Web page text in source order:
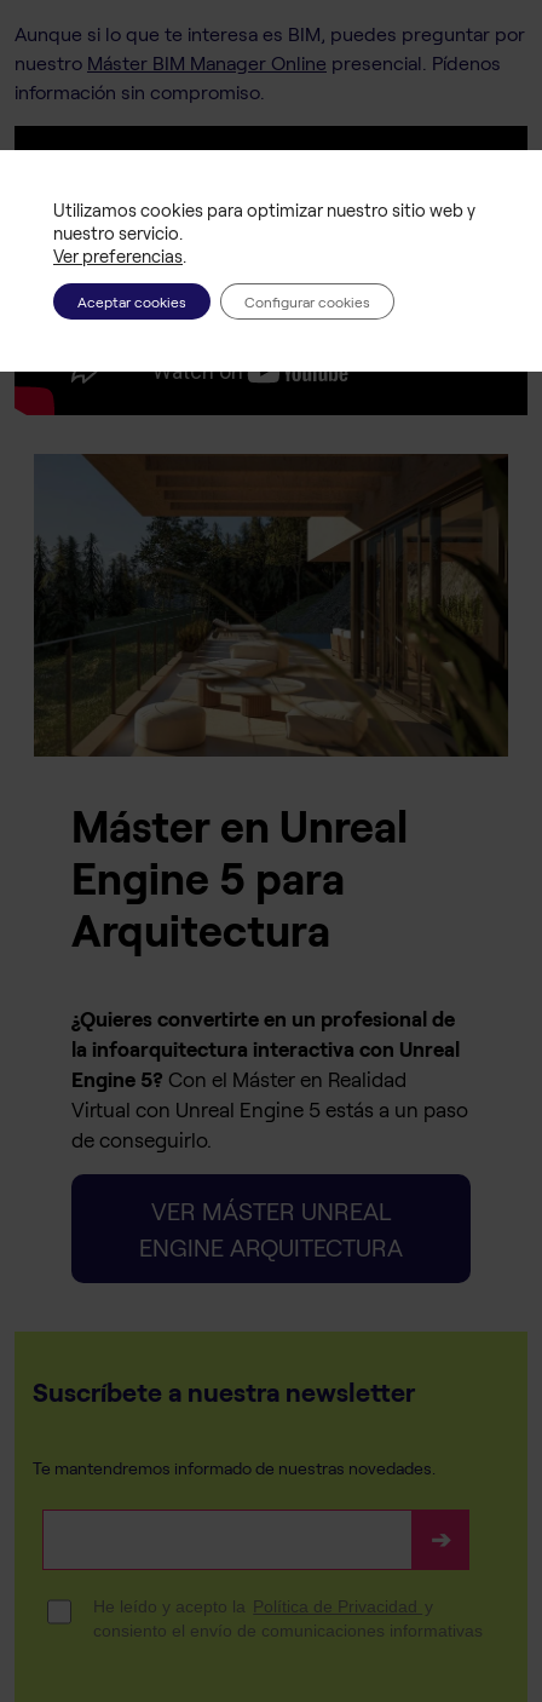
Aunque si lo que te interesa es BIM, puedes preguntar por
nuestro Máster BIM Manager Online presencial. Pídenos
información sin compromiso.
Máster en Unreal
Engine 5 para
Arquitectura
¿Quieres convertirte en un profesional de
la infoarquitectura interactiva con Unreal
Engine 5? Con el Máster en Realidad
Virtual con Unreal Engine 5 estás a un paso
de conseguirlo.
VER MÁSTER UNREAL
ENGINE ARQUITECTURA
Suscríbete a nuestra newsletter
Te mantendremos informado de nuestras novedades.
Utilizamos cookies para optimizar nuestro sitio web y
nuestro servicio.
Ver preferencias.
Aceptar cookies Configurar cookies